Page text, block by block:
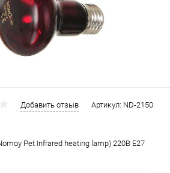
Добавить отзыв Артикул: ND-2150
Pet Infrared heating lamp) 220В E27